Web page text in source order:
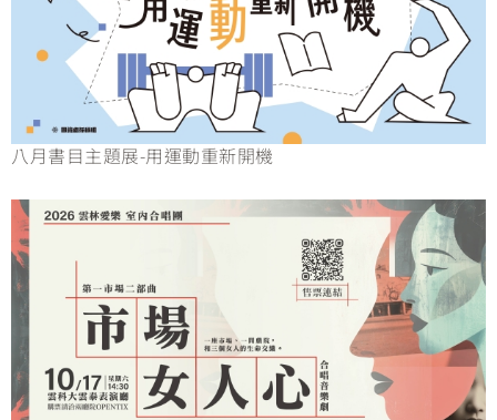
八月書目主題展-用運動重新開機